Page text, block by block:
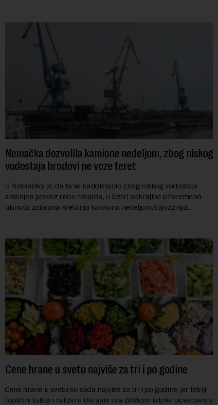
Nemačka dozvolila kamione nedeljom, zbog niskog
vodostaja brodovi ne voze teret
U Nemačkoj je, da bi se nadoknadio zbog niskog vodostaja
smanjen prevoz robe rekama, u četiri pokrajine privremeno
ukinuta zabrana kretanja kamiona nedeljom.Najvažnija
Cene hrane u svetu najviše za tri i po godine
Cene hrane u svetu su sada najviše za tri i po godine, jer letnji
toplotni talasi i ratovi u Ukrajini i na Bliskom istoku povećavaju